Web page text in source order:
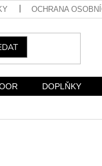
OCHRANA
DOPLŇKY